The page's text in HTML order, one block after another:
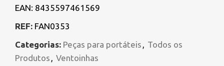
EAN: 8435597461569
REF: FAN0353
Categorias: Peças para portáteis , Todos os
Produtos , Ventoinhas